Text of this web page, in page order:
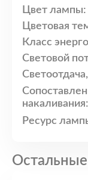
Цвет лампы:
Цветовая
Класс
Световой
накаливания:
Ресурс
Остальные